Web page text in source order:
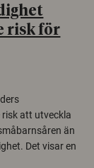
risk för
att utveckla
än
Det visar en